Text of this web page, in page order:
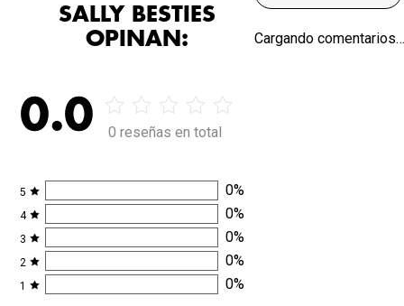
SALLY BESTIES
OPINAN:
0.0 0 reseñas en total
5 0%
4 0%
3 0%
2 0%
1 0%
Cargando